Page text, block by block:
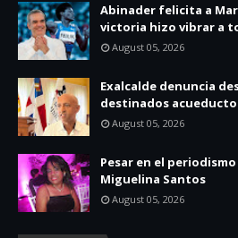
Abinader felicita a
victoria hizo vibrar a
August 05, 2026
Exalcalde denuncia
destinados acueducto
August 05, 2026
Pesar en el
Miguelina Santos
August 05, 2026